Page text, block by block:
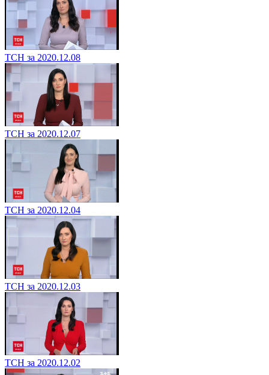
ТСН за 2020.12.08
ТСН за 2020.12.07
ТСН за 2020.12.04
ТСН за 2020.12.03
ТСН за 2020.12.02